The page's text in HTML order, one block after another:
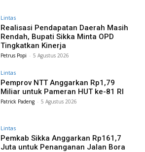
Lintas
Realisasi Pendapatan Daerah Masih
Rendah, Bupati Sikka Minta OPD
Tingkatkan Kinerja
Petrus Popi - 5 Agustus 2026
Lintas
Pemprov NTT Anggarkan Rp1,79
Miliar untuk Pameran HUT ke-81 RI
Patrick Padeng - 5 Agustus 2026
Lintas
Pemkab Sikka Anggarkan Rp161,7
Juta untuk Penanganan Jalan Bora